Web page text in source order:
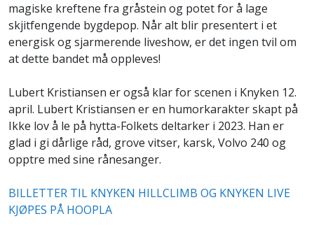
magiske kreftene fra gråstein og potet for å lage
skjitfengende bygdepop. Når alt blir presentert i et
energisk og sjarmerende liveshow, er det ingen tvil om
at dette bandet må oppleves!
Lubert Kristiansen er også klar for scenen i Knyken 12.
april. Lubert Kristiansen er en humorkarakter skapt på
Ikke lov å le på hytta-Folkets deltarker i 2023. Han er
glad i gi dårlige råd, grove vitser, karsk, Volvo 240 og
opptre med sine rånesanger.
BILLETTER TIL KNYKEN HILLCLIMB OG KNYKEN LIVE
KJØPES PÅ HOOPLA